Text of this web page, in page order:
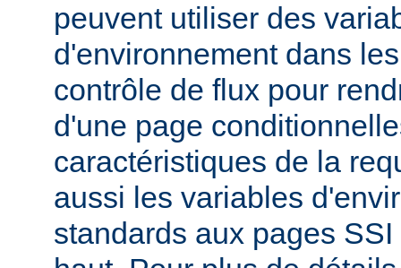
peuvent utiliser des
d'environnement dans
contrôle de flux pour
d'une page
caractéristiques de la
aussi les variables
standards aux pages